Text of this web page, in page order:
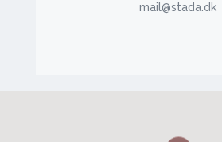
mail@stada.dk